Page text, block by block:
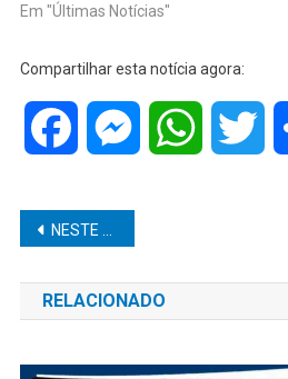
Em "Últimas Notícias"
Compartilhar esta notícia agora:
Facebook MessengerWhatsApp
Navegação
de
Post
NESTE EXATO MOMENTO: JP Jornal O Popular apura informação de que jovem de 17 anos foi morta após gritos em condomínio do Jardim Califórnia, em Marília
RELACIONADO